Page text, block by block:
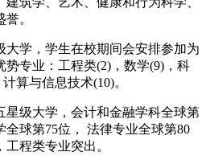
。
大学，学生在校期间会安排参加为
势专业：工程类(2)，数学(9)，科
算与信息技术(10)。
星级大学，会计和金融学科全球第
球第75位， 法律专业全球第80
程类专业突出。